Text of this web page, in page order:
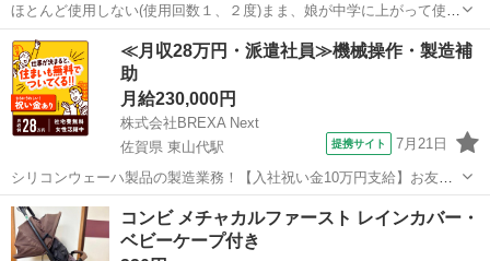
ほとんど使用しない(使用回数１、２度)まま、娘が中学に上がって使わ
なくなったので、ご入用のかたにお使いいただけたらと思います。 購
入価格は1,980円だったと思います。 川越市新河岸まで受け取りに来
られるかたでお願いい...
埼玉 川越市 新河岸駅 バッグ
≪月収28万円・派遣社員≫機械操作・製造補
助
月給230,000円
株式会社BREXA Next
佐賀県 東山代駅
提携サイト 7月21日
シリコンウェーハ製品の製造業務！【入社祝い金10万円支給】お友達
やカップルとの応募OK◎年間休日129日＆休出なしでプライベート充
実♪業務はクリーンルームで快適作業◎自社正社員登用制度あり★1食
300円～の格安食堂あり！《佐...
佐賀 伊万里市 東山代駅
コンビ メチャカルファースト レインカバー・
ベビーケープ付き